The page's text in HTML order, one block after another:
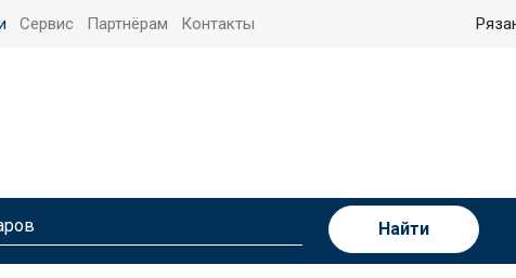
Сервис Партнёрам Контакты
Найти